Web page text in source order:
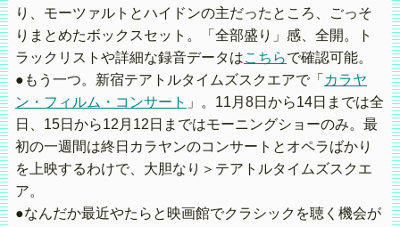
り、モーツァルトとハイドンの主だったところ、ごっそ
りまとめたボックスセット。「全部盛り」感、全開。ト
ラックリストや詳細な録音データはこちらで確認可能。
●もう一つ。新宿テアトルタイムズスクエアで「 カラヤ
ン・フィルム・コンサート 」。11月8日から14日までは全
日、15日から12月12日まではモーニングショーのみ。最
初の一週間は終日カラヤンのコンサートとオペラばかり
を上映するわけで、大胆なり＞テアトルタイムズスクエ
ア。
●なんだか最近やたらと映画館でクラシックを聴く機会が